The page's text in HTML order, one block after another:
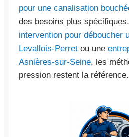
pour une canalisation
des besoins plus
intervention pour déboucher
Levallois-Perret ou une
Asnières-sur-Seine, les
pression restent la référence.